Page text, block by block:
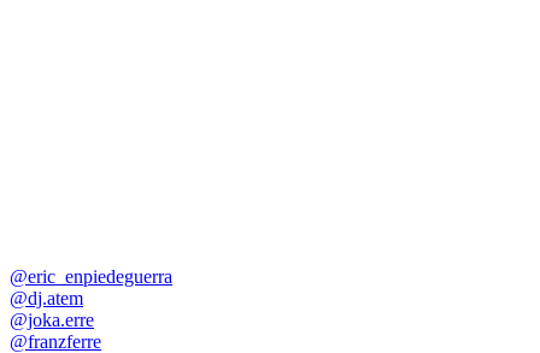
@eric_enpiedeguerra
@dj.atem
@joka.erre
@franzferre